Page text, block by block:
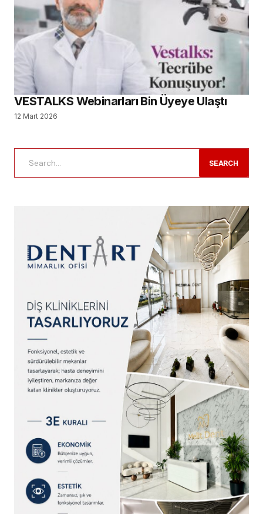
VESTALKS Webinarları Bin Üyeye Ulaştı
12 Mart 2026
SEARCH